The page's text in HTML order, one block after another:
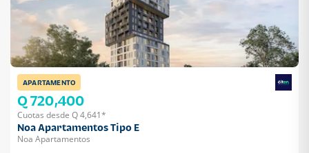
APARTAMENTO
Q 720,400
Cuotas desde Q 4,641*
Noa Apartamentos Tipo E
Noa Apartamentos